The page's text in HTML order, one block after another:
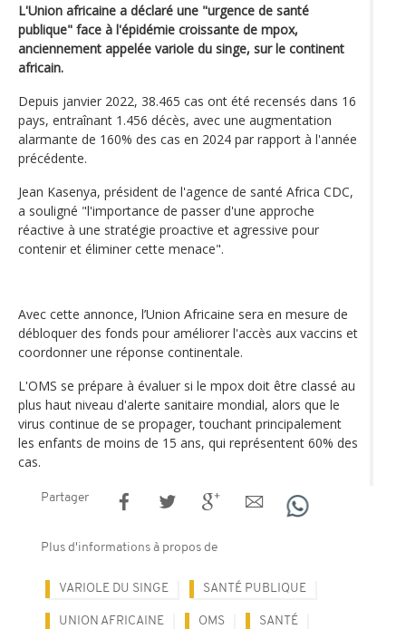
L'Union africaine a déclaré une "urgence de santé
publique" face à l'épidémie croissante de mpox,
anciennement appelée variole du singe, sur le continent
africain.
Depuis janvier 2022, 38.465 cas ont été recensés dans 16
pays, entraînant 1.456 décès, avec une augmentation
alarmante de 160% des cas en 2024 par rapport à l'année
précédente.
Jean Kasenya, président de l'agence de santé Africa CDC,
a souligné "l'importance de passer d'une approche
réactive à une stratégie proactive et agressive pour
contenir et éliminer cette menace".
Avec cette annonce, l’Union Africaine sera en mesure de
débloquer des fonds pour améliorer l'accès aux vaccins et
coordonner une réponse continentale.
L'OMS se prépare à évaluer si le mpox doit être classé au
plus haut niveau d'alerte sanitaire mondial, alors que le
virus continue de se propager, touchant principalement
les enfants de moins de 15 ans, qui représentent 60% des
cas.
Partager
Plus d'informations à propos de
VARIOLE DU SINGE SANTÉ PUBLIQUE
UNION AFRICAINE OMS SANTÉ